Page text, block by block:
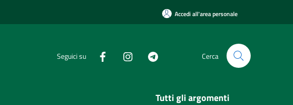
Accedi all'area personale
Seguici su Cerca
Tutti gli argomenti